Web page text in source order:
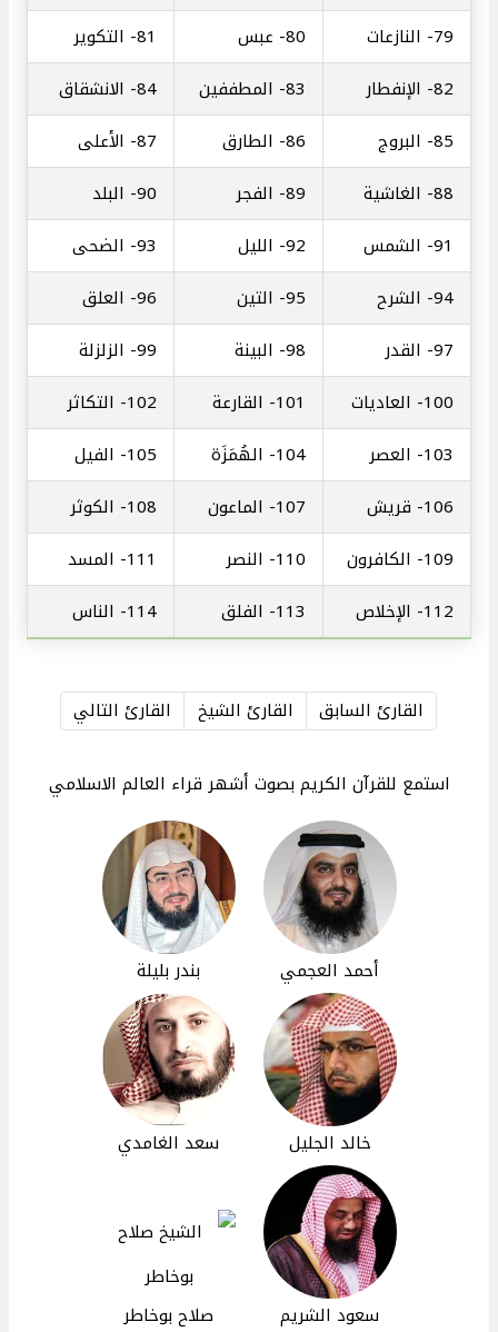
79- النازعات 80- عبس 81- التكوير
82- الإنفطار 83- المطففين 84- الانشقاق
85- البروج 86- الطارق 87- الأعلى
88- الغاشية 89- الفجر 90- البلد
91- الشمس 92- الليل 93- الضحى
94- الشرح 95- التين 96- العلق
97- القدر 98- البينة 99- الزلزلة
100- العاديات 101- القارعة 102- التكاثر
103- العصر 104- الهُمَزَة 105- الفيل
106- قريش 107- الماعون 108- الكوثر
109- الكافرون 110- النصر 111- المسد
112- الإخلاص 113- الفلق 114- الناس
القارئ السابق القارئ الشيخ القارئ التالي
استمع للقرآن الكريم بصوت أشهر قراء العالم الاسلامي
أحمد العجمي بندر بليلة
خالد الجليل سعد الغامدي
سعود الشريم صلاح بوخاطر